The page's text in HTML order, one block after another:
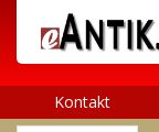
Kontakt